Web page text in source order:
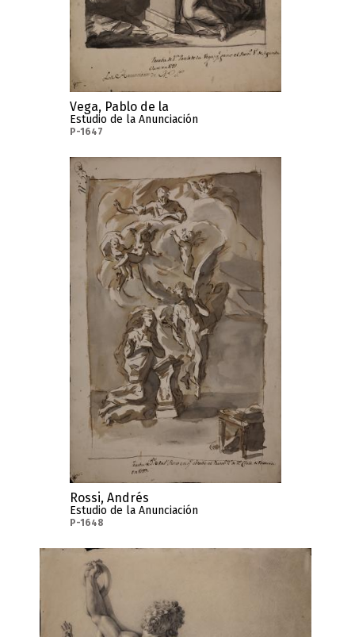
Vega, Pablo de la
Estudio de la Anunciación
P-1647
Rossi, Andrés
Estudio de la Anunciación
P-1648